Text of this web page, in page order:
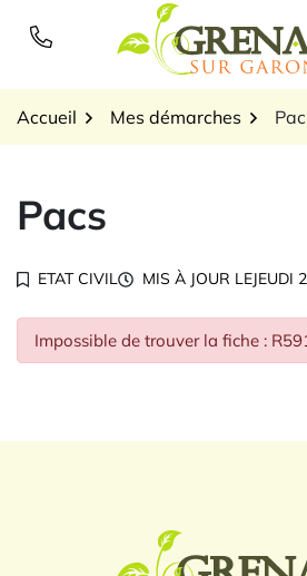
Logo
Accueil Mes démarches
Pacs
ETAT CIVIL MIS À JOUR LEJEUDI
Impossible de trouver la fiche :